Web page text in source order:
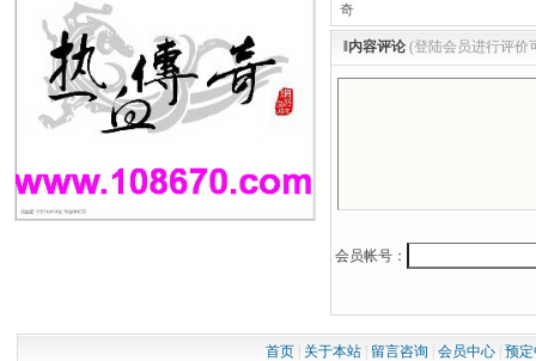
奇
‖内容评论 (登陆会员进行评价
会员帐号：
首页| 关于本站| 留言咨询 会员中心| 预